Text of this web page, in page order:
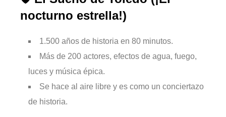
nocturno estrella!)
1.500 años de historia en 80 minutos.
Más de 200 actores, efectos de agua, fuego,
luces y música épica.
Se hace al aire libre y es como un conciertazo
de historia.